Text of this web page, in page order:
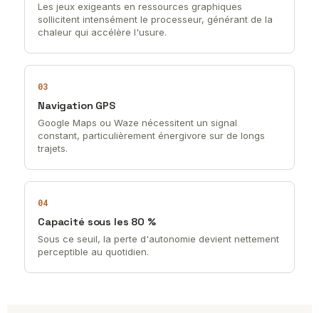
Les jeux exigeants en ressources graphiques
sollicitent intensément le processeur, générant de la
chaleur qui accélère l'usure.
03
Navigation GPS
Google Maps ou Waze nécessitent un signal
constant, particulièrement énergivore sur de longs
trajets.
04
Capacité sous les 80 %
Sous ce seuil, la perte d'autonomie devient nettement
perceptible au quotidien.